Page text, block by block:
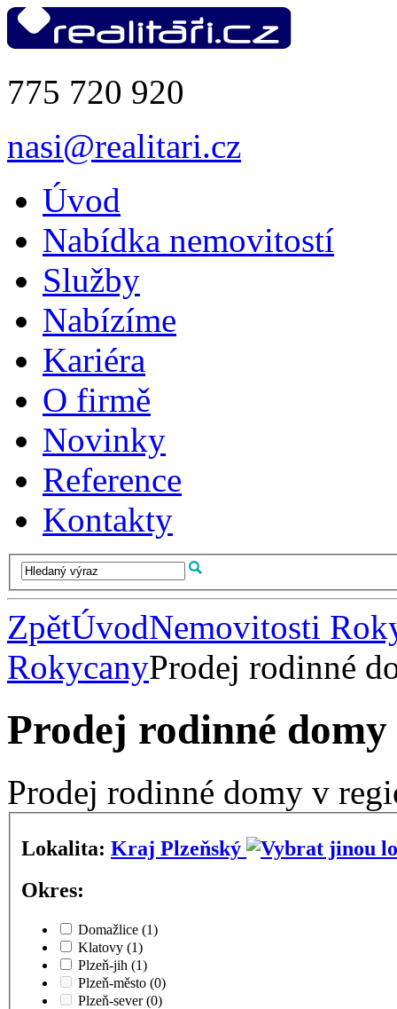
775 720 920
nasi@realitari.cz
Úvod
Nabídka nemovitostí
Služby
Nabízíme
Kariéra
O firmě
Novinky
Reference
Kontakty
ZpětÚvodNemovitosti
RokycanyProdej rodinné
Prodej rodinné
Prodej rodinné domy v
Lokalita:
Kraj Plzeňský
Okres:
Domažlice (1)
Klatovy (1)
Plzeň-jih (1)
Plzeň-město (0)
Plzeň-sever(0)